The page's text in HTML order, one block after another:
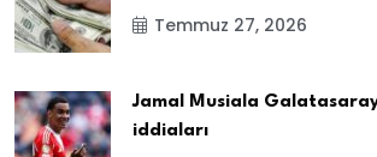
Temmuz 27, 2026
Jamal Musiala
iddiaları